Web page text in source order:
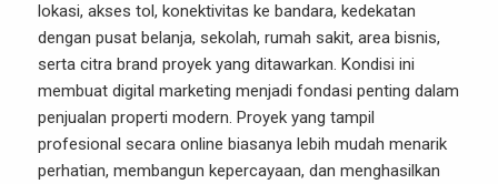
lokasi, akses tol, konektivitas ke bandara, kedekatan
dengan pusat belanja, sekolah, rumah sakit, area bisnis,
serta citra brand proyek yang ditawarkan. Kondisi ini
membuat digital marketing menjadi fondasi penting dalam
penjualan properti modern. Proyek yang tampil
profesional secara online biasanya lebih mudah menarik
perhatian, membangun kepercayaan, dan menghasilkan